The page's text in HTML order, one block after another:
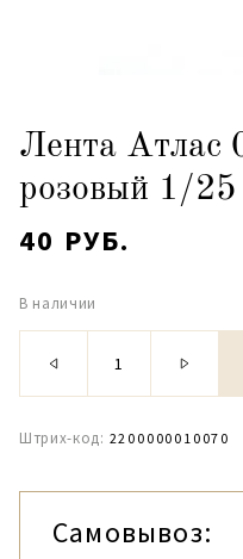
Лента Атлас
розовый 1/25
40 РУБ.
В наличии
Штрих-код: 2200000010070
Самовывоз: